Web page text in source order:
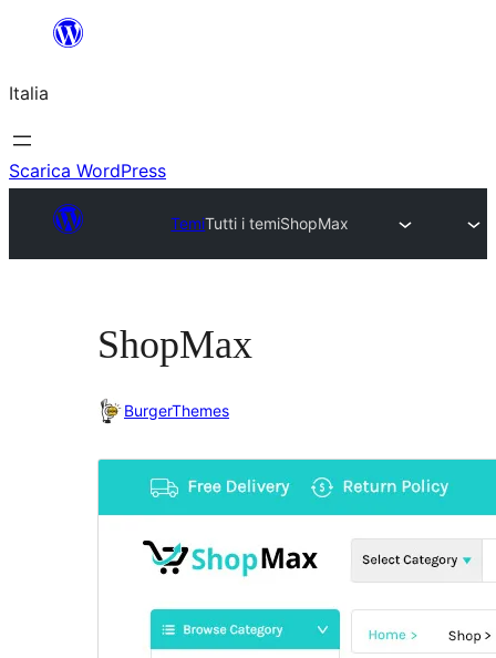
contenuto
Italia
Scarica WordPress
TemiTutti i temiShopMax
ShopMax
BurgerThemes